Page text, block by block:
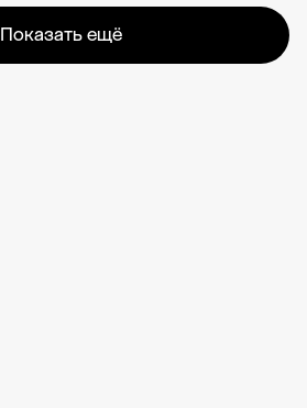
Показать ещё